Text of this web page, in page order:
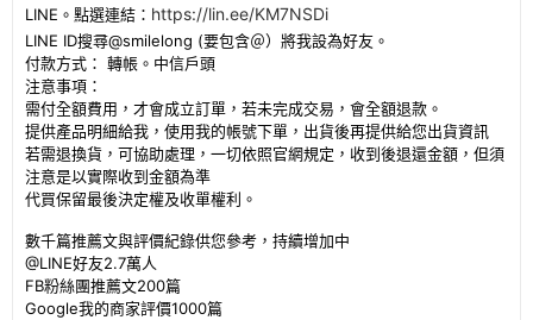
LINE。點選連結： https://lin.ee/KM7NSDi
LINE ID搜尋@smilelong (要包含＠）將我設為好友。
付款方式： 轉帳。中信戶頭
注意事項：
需付全額費用，才會成立訂單，若未完成交易，會全額退款。
提供產品明細給我，使用我的帳號下單，出貨後再提供給您出貨資訊
若需退換貨，可協助處理，一切依照官網規定，收到後退還金額，但須
注意是以實際收到金額為準
代買保留最後決定權及收單權利。
數千篇推薦文與評價紀錄供您參考，持續增加中
@LINE好友2.7萬人
FB粉絲團推薦文200篇
Google我的商家評價1000篇